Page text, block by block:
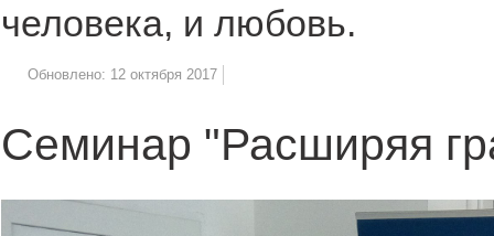
человека, и любовь.
Обновлено: 12 октября 2017
Семинар "Расширяя